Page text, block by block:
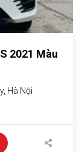
2021 Màu
Hà Nội